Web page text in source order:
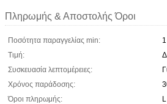
Πληρωμής & Αποστολής Όροι
Ποσότητα παραγγελίας min:
Τιμή:
Συσκευασία λεπτομέρειες:
Χρόνος παράδοσης:
Όροι πληρωμής: